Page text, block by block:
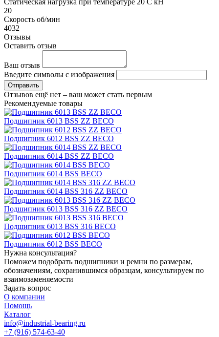
20
Скорость об/мин
4032
Отзывы
Оставить отзыв
Ваш отзыв
Введите символы с изображения
Отправить
Отзывов ещё нет – ваш может стать первым
Рекомендуемые товары
Подшипник 6013 BSS ZZ BECO
Подшипник 6012 BSS ZZ BECO
Подшипник 6014 BSS ZZ BECO
Подшипник 6014 BSS BECO
Подшипник 6014 BSS 316 ZZ BECO
Подшипник 6013 BSS 316 ZZ BECO
Подшипник 6013 BSS 316 BECO
Подшипник 6012 BSS BECO
Нужна консультация?
Поможем подобрать подшипники и ремни по размерам,
обозначениям, сохранившимся образцам, консультируем по
взаимозаменяемости
Задать вопрос
О компании
Помощь
Каталог
info@industrial-bearing.ru
+7 (916) 574-63-40